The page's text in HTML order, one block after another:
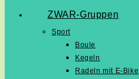
ZWAR-Gruppen
Sport
Boule
Kegeln
Radeln mit E-Bike